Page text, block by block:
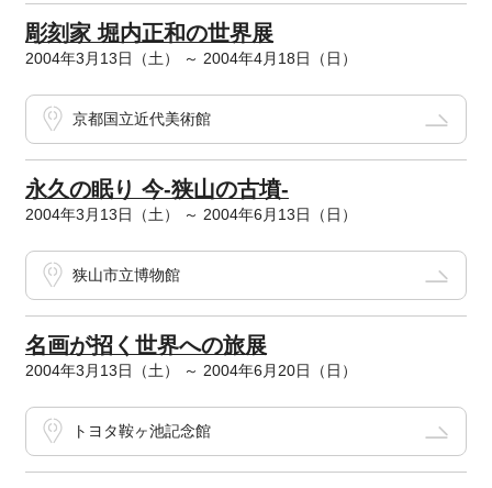
彫刻家 堀内正和の世界展
2004年3月13日（土） ～ 2004年4月18日（日）
京都国立近代美術館
永久の眠り 今-狭山の古墳-
2004年3月13日（土） ～ 2004年6月13日（日）
狭山市立博物館
名画が招く世界への旅展
2004年3月13日（土） ～ 2004年6月20日（日）
トヨタ鞍ヶ池記念館